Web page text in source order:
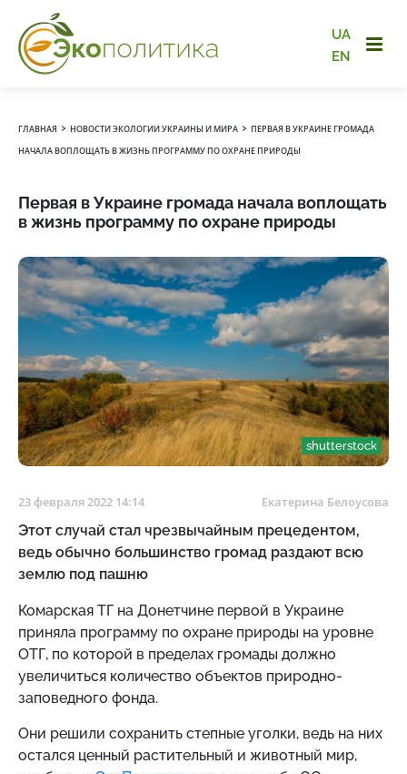
UA
EN
ГЛАВНАЯ › НОВОСТИ ЭКОЛОГИИ УКРАИНЫ И МИРА › ПЕРВАЯ В УКРАИНЕ ГРОМАДА
НАЧАЛА ВОПЛОЩАТЬ В ЖИЗНЬ ПРОГРАММУ ПО ОХРАНЕ ПРИРОДЫ
Первая в Украине громада начала воплощать
в жизнь программу по охране природы
shutterstock
23 февраля 2022 14:14 Екатерина Белоусова
Этот случай стал чрезвычайным прецедентом,
ведь обычно большинство громад раздают всю
землю под пашню
Комарская ТГ на Донетчине первой в Украине
приняла программу по охране природы на уровне
ОТГ, по которой в пределах громады должно
увеличиться количество объектов природно-
заповедного фонда.
Они решили сохранить степные уголки, ведь на них
остался ценный растительный и животный мир,